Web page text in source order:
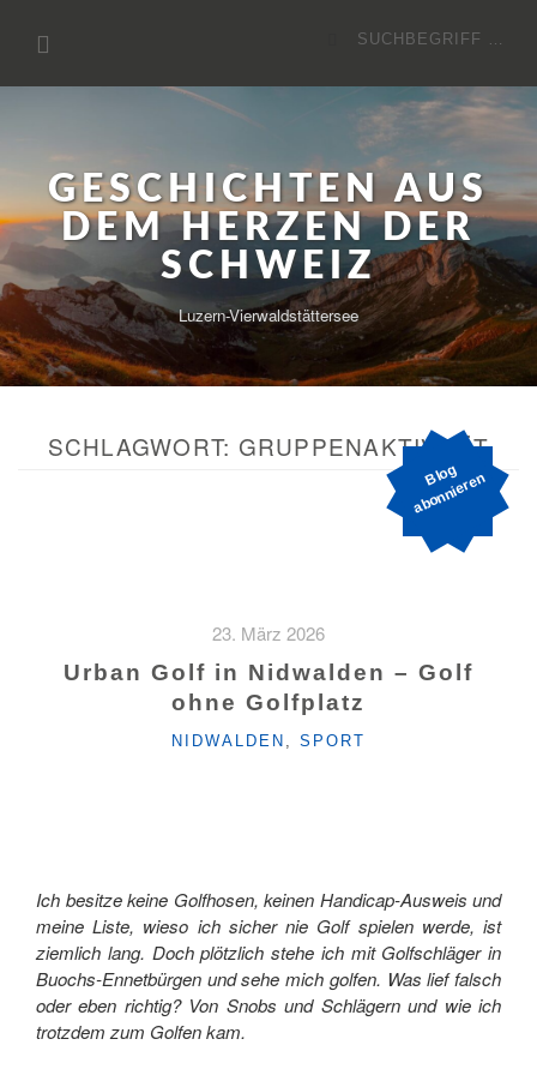
Inhalt
Suchen
GESCHICHTEN AUS
DEM HERZEN DER
SCHWEIZ
Luzern-Vierwaldstättersee
Bl
o
g
a
b
o
n
ni
e
r
e
n
SCHLAGWORT: GRUPPENAKTIVITÄT
23. März 2026
Urban Golf in Nidwalden – Golf
ohne Golfplatz
KATEGORIEN
NIDWALDEN , SPORT
Ich besitze keine Golfhosen, keinen Handicap-Ausweis und
meine Liste, wieso ich sicher nie Golf spielen werde, ist
ziemlich lang. Doch plötzlich stehe ich mit Golfschläger in
Buochs-Ennetbürgen und sehe mich golfen. Was lief falsch
oder eben richtig? Von Snobs und Schlägern und wie ich
trotzdem zum Golfen kam.